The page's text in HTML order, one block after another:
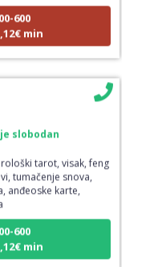
600
min
slobodan
tarot, visak, feng
tumačenje snova,
anđeoske karte,
600
min